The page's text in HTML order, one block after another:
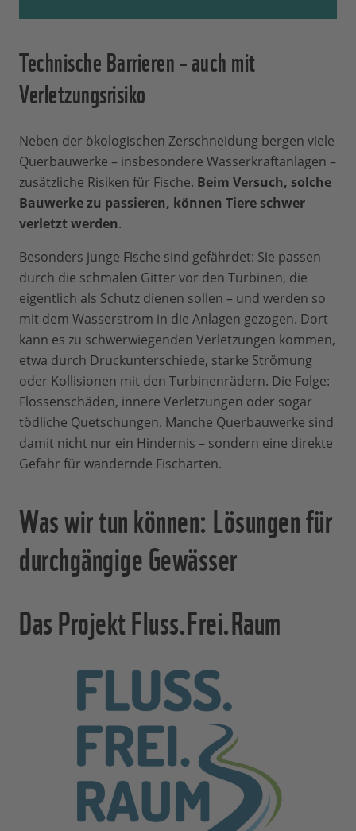
Technische Barrieren – auch mit
Verletzungsrisiko
Neben der ökologischen Zerschneidung bergen viele
Querbauwerke – insbesondere Wasserkraftanlagen –
zusätzliche Risiken für Fische. Beim Versuch, solche
Bauwerke zu passieren, können Tiere schwer
verletzt werden.
Besonders junge Fische sind gefährdet: Sie passen
durch die schmalen Gitter vor den Turbinen, die
eigentlich als Schutz dienen sollen – und werden so
mit dem Wasserstrom in die Anlagen gezogen. Dort
kann es zu schwerwiegenden Verletzungen kommen,
etwa durch Druckunterschiede, starke Strömung
oder Kollisionen mit den Turbinenrädern. Die Folge:
Flossenschäden, innere Verletzungen oder sogar
tödliche Quetschungen. Manche Querbauwerke sind
damit nicht nur ein Hindernis – sondern eine direkte
Gefahr für wandernde Fischarten.
Was wir tun können: Lösungen für
durchgängige Gewässer
Das Projekt Fluss.Frei.Raum